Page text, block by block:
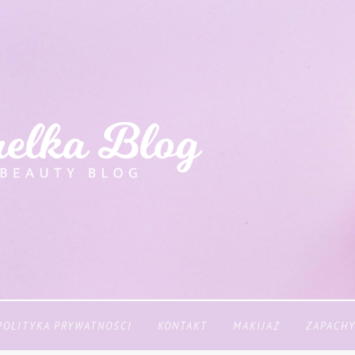
PRYWATNOŚCI KONTAKT MAKIJAŻ ZAPACHY